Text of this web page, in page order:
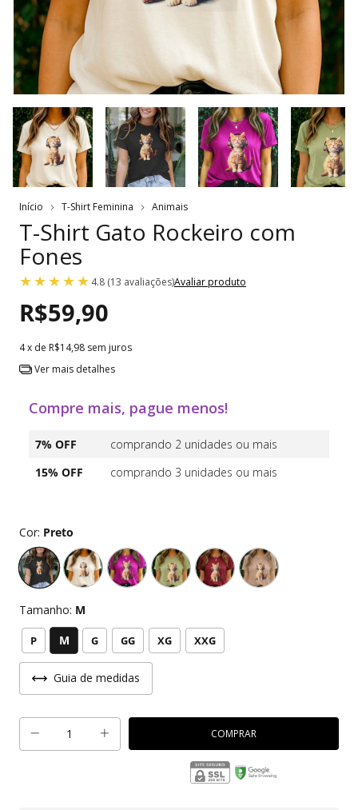
Início T-Shirt Feminina Animais
T-Shirt Gato Rockeiro com
Fones
4.8 (13 avaliações)Avaliar produto
R$59,90
4x de R$14,98 sem juros
Ver mais detalhes
Compre mais, pague menos!
7% OFF
comprando 2 unidades ou mais
15% OFF
comprando 3 unidades ou mais
Cor: Preto
Tamanho: M
P M G GG XG XXG
Guia de medidas